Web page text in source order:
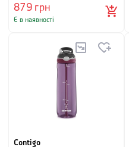
879грн
Є в наявності
Contigo